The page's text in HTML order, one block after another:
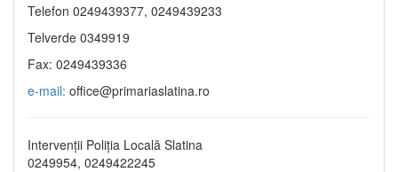
Telefon 0249439377, 0249439233
Telverde 0349919
Fax: 0249439336
e-mail: office@primariaslatina.ro
Intervenții Poliția Locală Slatina
0249954, 0249422245